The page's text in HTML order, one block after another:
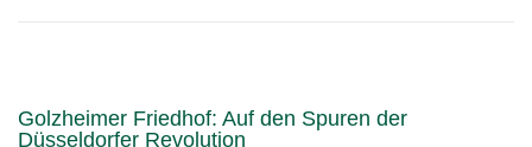
Golzheimer Friedhof: Auf den Spuren der
Düsseldorfer Revolution